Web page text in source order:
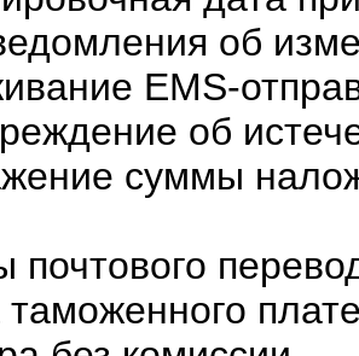
об
EMS-
об
суммы
почтового